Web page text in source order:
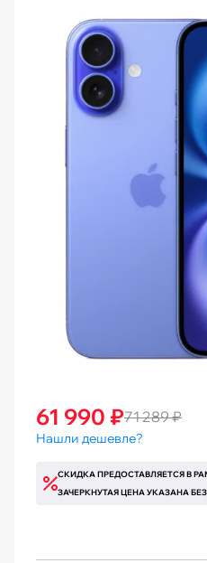
61 990 ₽71 289 ₽
Нашли дешевле?
СКИДКА ПРЕДОСТАВЛЯЕТСЯ В
ЗАЧЕРКНУТАЯ ЦЕНА УКАЗАНА